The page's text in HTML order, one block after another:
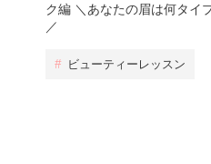
ク編 ＼あなたの眉は何タイ
／
# ビューティーレッスン